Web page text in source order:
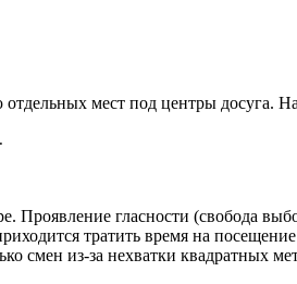
мест под центры досуга.
гласности (свобода
тратить время на
смен из-за нехватки квадратных